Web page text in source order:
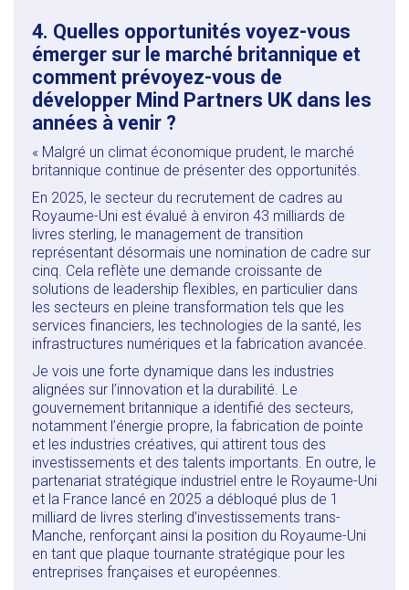
4. Quelles opportunités voyez-vous
émerger sur le marché britannique et
comment prévoyez-vous de
développer Mind Partners UK dans les
années à venir ?
« Malgré un climat économique prudent, le marché
britannique continue de présenter des opportunités.
En 2025, le secteur du recrutement de cadres au
Royaume-Uni est évalué à environ 43 milliards de
livres sterling, le management de transition
représentant désormais une nomination de cadre sur
cinq. Cela reflète une demande croissante de
solutions de leadership flexibles, en particulier dans
les secteurs en pleine transformation tels que les
services financiers, les technologies de la santé, les
infrastructures numériques et la fabrication avancée.
Je vois une forte dynamique dans les industries
alignées sur l’innovation et la durabilité. Le
gouvernement britannique a identifié des secteurs,
notamment l’énergie propre, la fabrication de pointe
et les industries créatives, qui attirent tous des
investissements et des talents importants. En outre, le
partenariat stratégique industriel entre le Royaume-Uni
et la France lancé en 2025 a débloqué plus de 1
milliard de livres sterling d’investissements trans-
Manche, renforçant ainsi la position du Royaume-Uni
en tant que plaque tournante stratégique pour les
entreprises françaises et européennes.